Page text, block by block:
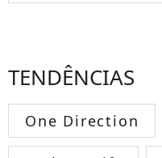
TENDÊNCIAS
One Direction